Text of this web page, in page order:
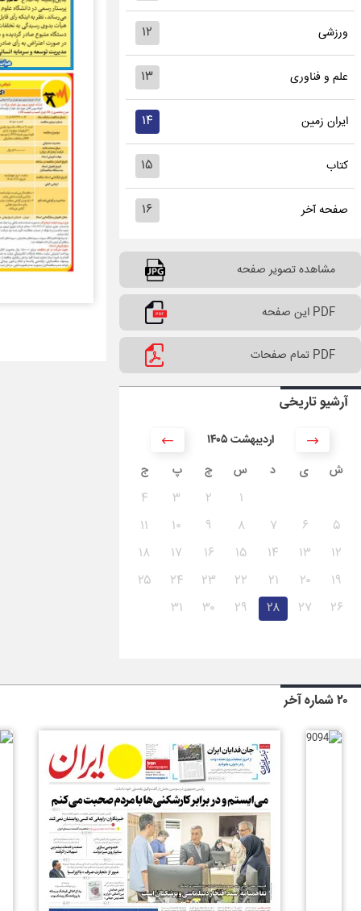
ورزشی ۱۲
علم و فناوری ۱۳
ایران زمین ۱۴
کتاب ۱۵
صفحه آخر ۱۶
مشاهده تصویر صفحه
PDF این صفحه
PDF تمام صفحات
آرشیو تاریخی
۱۴۰۵ اردیبهشت
ش
ی د س چ پ ج
۱ ۲ ۳
۴
۵
۶ ۷ ۸ ۹ ۱۰
۱۱
۱۲
۱۳ ۱۴ ۱۵ ۱۶ ۱۷
۱۸
۱۹
۲۰ ۲۱ ۲۲ ۲۳ ۲۴
۲۵
۲۶
۲۷ ۲۸ ۲۹ ۳۰ ۳۱
۲۰ شماره آخر